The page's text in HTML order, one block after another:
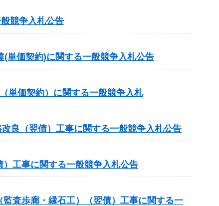
競争入札公告
価契約)に関する一般競争入札公告
単価契約）に関する一般競争入札
良（翌債）工事に関する一般競争入札公告
工事に関する一般競争入札公告
査歩廊・縁石工）（翌債）工事に関する一